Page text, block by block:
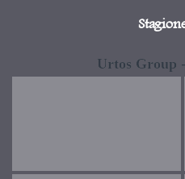
Urtos Group